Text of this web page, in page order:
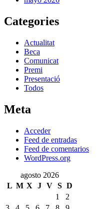
Categories
Actualitat
Beca
Comunicat
Premi
Presentació
Todos
Meta
Acceder
Feed de entradas
Feed de comentarios
WordPress.org
agosto 2026
L M X J V S D
1
2